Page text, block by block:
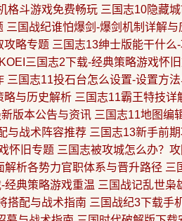
格斗游戏免费畅玩 三国志10隐藏
三国战纪谁怕爆剑-爆剑机制详解与
攻略专题 三国志13绅士版能干什么
KOEI三国志2下载-经典策略游戏怀
三国志11投石台怎么设置-设置方
略与历史解析 三国志11霸王特技详
版本公告与资讯 三国志11地图编
与战术阵容推荐 三国志13新手前
怀旧专题 三国志被攻城怎么办？
解析各势力官职体系与晋升路径 三
经典策略游戏重温 三国战记乱世枭
搭配与战术指南 三国战纪3下载手